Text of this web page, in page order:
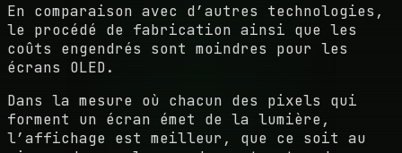
En comparaison avec d’autres technologies,
le procédé de fabrication ainsi que les
coûts engendrés sont moindres pour les
écrans OLED.
Dans la mesure où chacun des pixels qui
forment un écran émet de la lumière,
l’affichage est meilleur, que ce soit au